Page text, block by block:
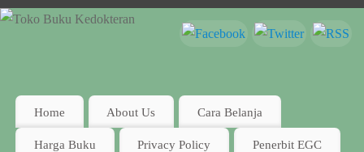
Home About Us Cara Belanja
Harga Buku Privacy Policy Penerbit EGC